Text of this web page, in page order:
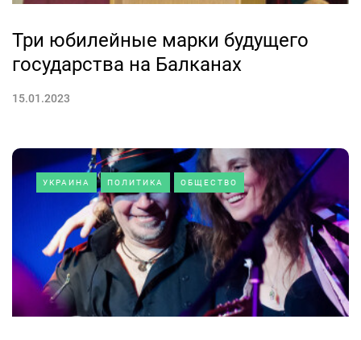
Три юбилейные марки будущего
государства на Балканах
15.01.2023
УКРАИНА ПОЛИТИКА ОБЩЕСТВО